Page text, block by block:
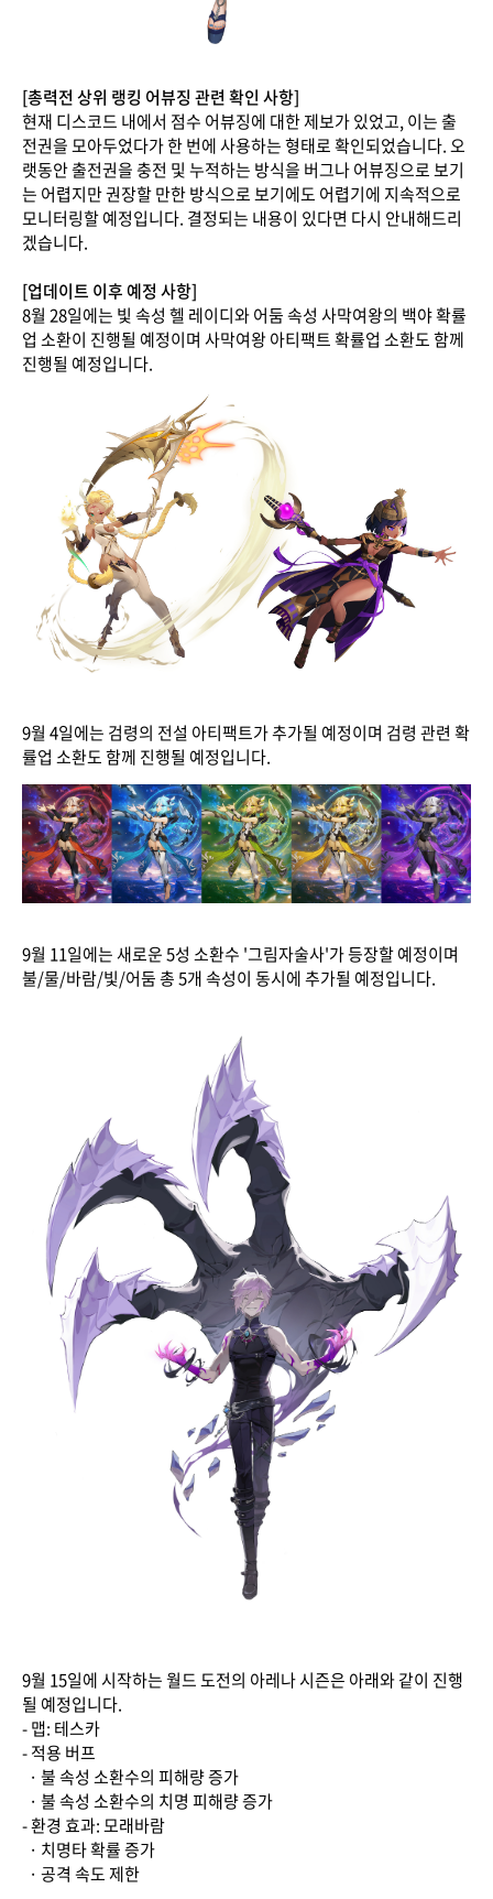
[총력전 상위 랭킹 어뷰징 관련 확인 사항]
현재 디스코드 내에서 점수 어뷰징에 대한 제보가 있었고, 이는 출
전권을 모아두었다가 한 번에 사용하는 형태로 확인되었습니다. 오
랫동안 출전권을 충전 및 누적하는 방식을 버그나 어뷰징으로 보기
는 어렵지만 권장할 만한 방식으로 보기에도 어렵기에 지속적으로
모니터링할 예정입니다. 결정되는 내용이 있다면 다시 안내해드리
겠습니다.
[업데이트 이후 예정 사항]
8월 28일에는 빛 속성 헬 레이디와 어둠 속성 사막여왕의 백야 확률
업 소환이 진행될 예정이며 사막여왕 아티팩트 확률업 소환도 함께
진행될 예정입니다.
9월 4일에는 검령의 전설 아티팩트가 추가될 예정이며 검령 관련 확
률업 소환도 함께 진행될 예정입니다.
9월 11일에는 새로운 5성 소환수 '그림자술사'가 등장할 예정이며
불/물/바람/빛/어둠 총 5개 속성이 동시에 추가될 예정입니다.
9월 15일에 시작하는 월드 도전의 아레나 시즌은 아래와 같이 진행
될 예정입니다.
- 맵: 테스카
- 적용 버프
· 불 속성 소환수의 피해량 증가
· 불 속성 소환수의 치명 피해량 증가
- 환경 효과: 모래바람
· 치명타 확률 증가
· 공격 속도 제한